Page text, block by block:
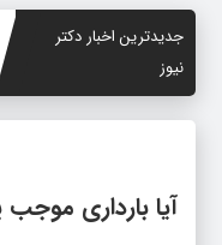
جدیدترین اخبار دکتر
نیوز
آیا بارداری